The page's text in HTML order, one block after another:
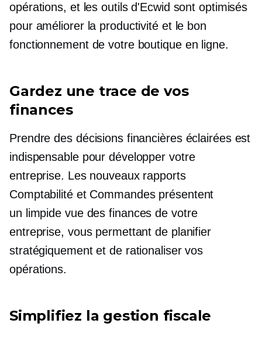
opérations, et les outils d'Ecwid sont optimisés
pour améliorer la productivité et le bon
fonctionnement de votre boutique en ligne.
Gardez une trace de vos
finances
Prendre des décisions financières éclairées est
indispensable pour développer votre
entreprise. Les nouveaux rapports
Comptabilité et Commandes présentent
un limpide vue des finances de votre
entreprise, vous permettant de planifier
stratégiquement et de rationaliser vos
opérations.
Simplifiez la gestion fiscale